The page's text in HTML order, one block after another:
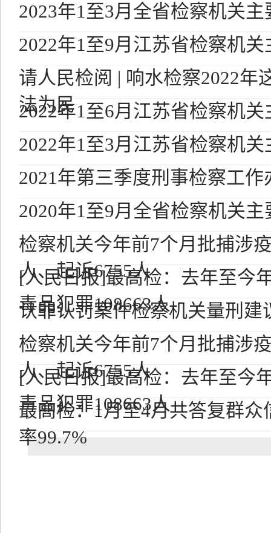
2023年1至3月全省检察机关
2022年1至9月江苏省检察机
请人民检阅 | 响水检察2022年
法为民
2022年1至6月江苏省检察机
2022年1至3月江苏省检察机
2021年第三季度刑事检察工作
2020年1至9月全省检察机关
检察机关今年前7个月批捕涉
人、起诉6755人
[人民日报]最高检：去年至今
毒品犯罪108663人
认罪认罚案件检察机关量刑建
检察机关今年前7个月批捕涉
人、起诉6755人
[人民日报]最高检：去年至今
毒品犯罪108663人
最高检：1月至4月共答复群众
率99.7%